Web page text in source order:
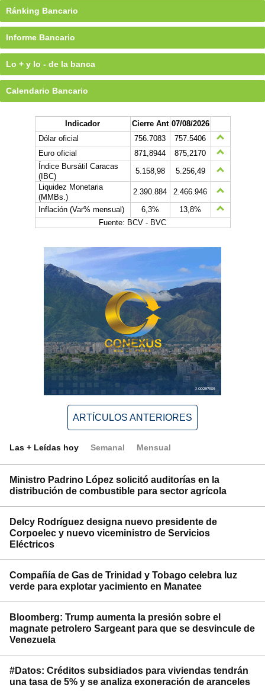
Ránking Bancario
Informe Bancario
Lo + y lo - de la banca
Calendario Bancario
Indicador Cierre Ant 07/08/2026
Dólar oficial
756.7083
757.5406
Euro oficial
871,8944
875,2170
Índice Bursátil Caracas
(IBC)
5.158,98
5.256,49
Liquidez Monetaria
(MMBs.)
2.390.884
2.466.946
Inflación (Var% mensual)
6,3%
13,8%
Fuente: BCV - BVC
ARTÍCULOS ANTERIORES
Las + Leídas hoy Semanal Mensual
Ministro Padrino López solicitó auditorías en la
distribución de combustible para sector agrícola
Delcy Rodríguez designa nuevo presidente de
Corpoelec y nuevo viceministro de Servicios
Eléctricos
Compañía de Gas de Trinidad y Tobago celebra luz
verde para explotar yacimiento en Manatee
Bloomberg: Trump aumenta la presión sobre el
magnate petrolero Sargeant para que se desvincule de
Venezuela
#Datos: Créditos subsidiados para viviendas tendrán
una tasa de 5% y se analiza exoneración de aranceles